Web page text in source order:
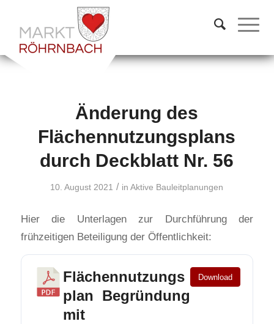
Änderung des
Flächennutzungsplans
durch Deckblatt Nr. 56
10. August 2021 / inAktive Bauleitplanungen
Hier die Unterlagen zur Durchführung der
frühzeitigen Beteiligung der Öffentlichkeit:
Flächennutzungs
plan Begründung
mit
Download